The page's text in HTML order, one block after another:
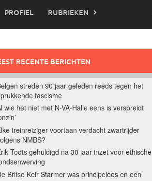
PROFIEL RUBRIEKEN
RECENTE BERICHTEN
streden 90 jaar geleden reeds tegen het
fascisme
wie het niet met N-VA-Halle eens is verspreidt
treinreiziger voortaan verdacht zwartrijder
NMBS?
Todts gehuldigd na 30 jaar inzet voor ethische
Britse Keir Starmer was principeloos en een